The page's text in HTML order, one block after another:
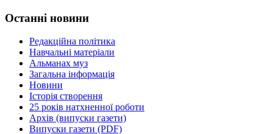
Останні новини
Редакційна політика
Навчальні матеріали
Альманах муз
Загальна інформація
Новини
Історія створення
25 років натхненної роботи
Архів (випуски газети)
Випуски газети (PDF)